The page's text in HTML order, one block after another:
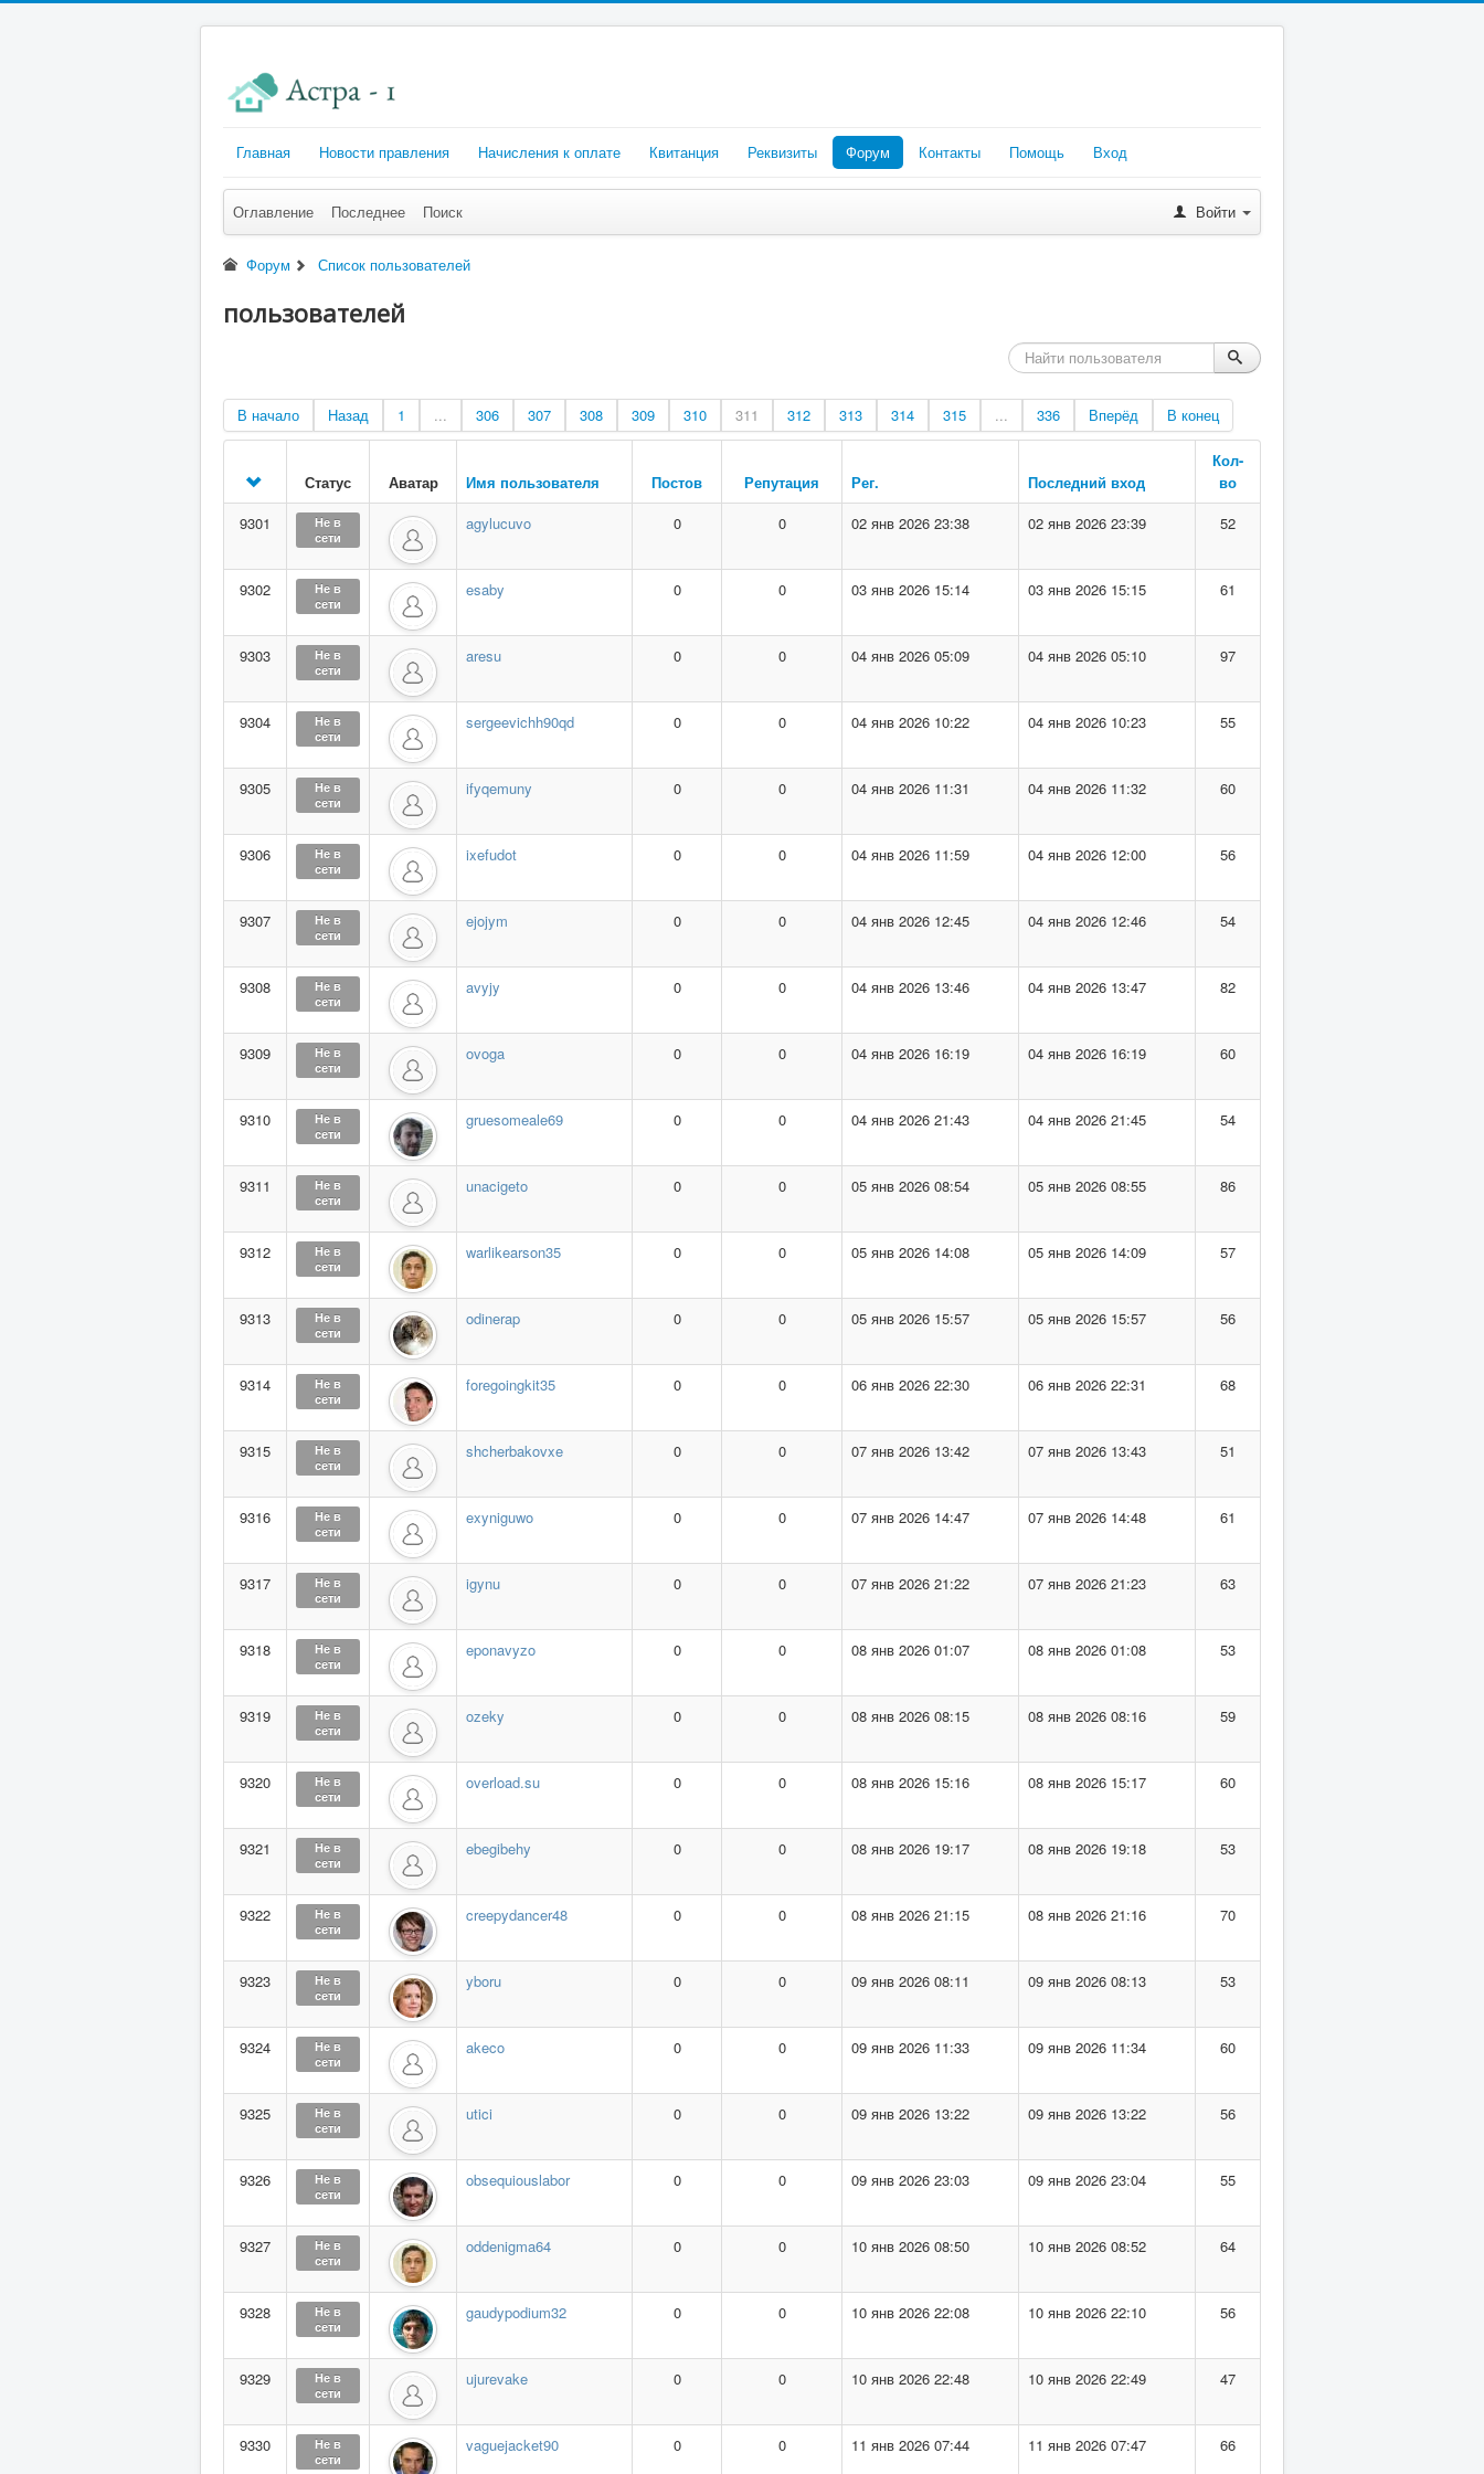
Главная Новости правления Начисления к оплате Квитанция Реквизиты Форум Контакты Помощь Вход
Оглавление Последнее Поиск Войти
Форум Список пользователей
пользователей
В начало Назад 1 ... 306 307 308 309 310 311 312 313 314 315 ... 336 Вперёд В конец
Статус Аватар Имя пользователя Постов Репутация Рег. Последний вход
Кол-
во
9301
Не в
сети
agylucuvo 0 0 02 янв 2026 23:38 02 янв 2026 23:39 52
9302
Не в
сети
esaby 0 0 03 янв 2026 15:14 03 янв 2026 15:15 61
9303
Не в
сети
aresu 0 0 04 янв 2026 05:09 04 янв 2026 05:10 97
9304
Не в
сети
sergeevichh90qd 0 0 04 янв 2026 10:22 04 янв 2026 10:23 55
9305
Не в
сети
ifyqemuny 0 0 04 янв 2026 11:31 04 янв 2026 11:32 60
9306
Не в
сети
ixefudot 0 0 04 янв 2026 11:59 04 янв 2026 12:00 56
9307
Не в
сети
ejojym 0 0 04 янв 2026 12:45 04 янв 2026 12:46 54
9308
Не в
сети
avyjy 0 0 04 янв 2026 13:46 04 янв 2026 13:47 82
9309
Не в
сети
ovoga 0 0 04 янв 2026 16:19 04 янв 2026 16:19 60
9310
Не в
сети
gruesomeale69 0 0 04 янв 2026 21:43 04 янв 2026 21:45 54
9311
Не в
сети
unacigeto 0 0 05 янв 2026 08:54 05 янв 2026 08:55 86
9312
Не в
сети
warlikearson35 0 0 05 янв 2026 14:08 05 янв 2026 14:09 57
9313
Не в
сети
odinerap 0 0 05 янв 2026 15:57 05 янв 2026 15:57 56
9314
Не в
сети
foregoingkit35 0 0 06 янв 2026 22:30 06 янв 2026 22:31 68
9315
Не в
сети
shcherbakovxe 0 0 07 янв 2026 13:42 07 янв 2026 13:43 51
9316
Не в
сети
exyniguwo 0 0 07 янв 2026 14:47 07 янв 2026 14:48 61
9317
Не в
сети
igynu 0 0 07 янв 2026 21:22 07 янв 2026 21:23 63
9318
Не в
сети
eponavyzo 0 0 08 янв 2026 01:07 08 янв 2026 01:08 53
9319
Не в
сети
ozeky 0 0 08 янв 2026 08:15 08 янв 2026 08:16 59
9320
Не в
сети
overload.su 0 0 08 янв 2026 15:16 08 янв 2026 15:17 60
9321
Не в
сети
ebegibehy 0 0 08 янв 2026 19:17 08 янв 2026 19:18 53
9322
Не в
сети
creepydancer48 0 0 08 янв 2026 21:15 08 янв 2026 21:16 70
9323
Не в
сети
yboru 0 0 09 янв 2026 08:11 09 янв 2026 08:13 53
9324
Не в
сети
akeco 0 0 09 янв 2026 11:33 09 янв 2026 11:34 60
9325
Не в
сети
utici 0 0 09 янв 2026 13:22 09 янв 2026 13:22 56
9326
Не в
сети
obsequiouslabor 0 0 09 янв 2026 23:03 09 янв 2026 23:04 55
9327
Не в
сети
oddenigma64 0 0 10 янв 2026 08:50 10 янв 2026 08:52 64
9328
Не в
сети
gaudypodium32 0 0 10 янв 2026 22:08 10 янв 2026 22:10 56
9329
Не в
сети
ujurevake 0 0 10 янв 2026 22:48 10 янв 2026 22:49 47
9330
Не в
сети
vaguejacket90 0 0 11 янв 2026 07:44 11 янв 2026 07:47 66